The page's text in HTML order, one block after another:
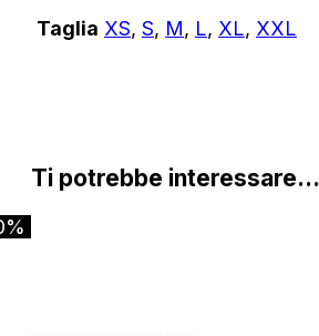
Taglia XS, S, M, L, XL, XXL
Ti potrebbe interessare…